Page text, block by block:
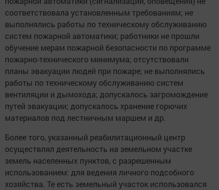
соответствовала установленным требованиям; не
выполнялись работы по техническому обслуживанию
систем пожарной автоматики; работники не прошли
обучение мерам пожарной безопасности по программе
пожарно-технического минимума; отсутствовали
планы эвакуации людей при пожаре; не выполнялись
работы по техническому обслуживанию систем
вентиляции и дымохода; допускалось загромождение
путей эвакуации; допускалось хранение горючих
материалов под лестничным маршем и др.
Более того, указанный реабилитационный центр
осуществлял деятельность на земельном участке
земель населенных пунктов, с разрешенным
использованием: для ведения личного подсобного
хозяйства. Те есть земельный участок использовался